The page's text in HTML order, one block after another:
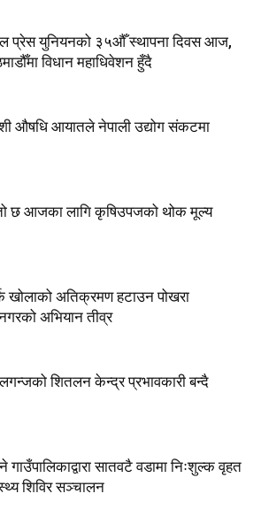
प्रेस युनियनको ३५औँ स्थापना दिवस आज,
विधान महाधिवेशन हुँदै
औषधि आयातले नेपाली उद्योग संकटमा
छ आजका लागि कृषिउपजको थोक मूल्य
खोलाको अतिक्रमण हटाउन पोखरा
अभियान तीव्र
शितलन केन्द्र प्रभावकारी बन्दै
गाउँपालिकाद्वारा सातवटै वडामा निःशुल्क वृहत
शिविर सञ्चालन